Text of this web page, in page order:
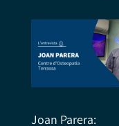
Joan Parera: